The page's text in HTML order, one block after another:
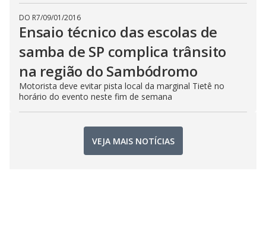
DO R7/09/01/2016
Ensaio técnico das escolas de
samba de SP complica trânsito
na região do Sambódromo
Motorista deve evitar pista local da marginal Tietê no
horário do evento neste fim de semana
VEJA MAIS NOTÍCIAS